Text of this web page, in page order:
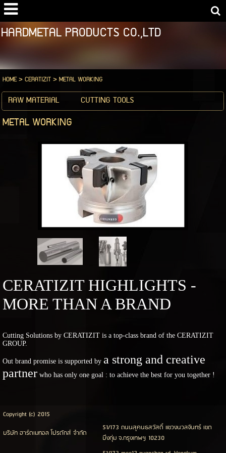
HARDMETAL PRODUCTS CO.,LTD
HOME>CERATIZIT>METAL WORKING
RAW MATERIAL CUTTING TOOLS
METAL WORKING
CERATIZIT HIGHLIGHTS -
MORE THAN A BRAND
Cutting Solutions by CERATIZIT is a top-class brand of the CERATIZIT
GROUP.
Out brand promise is supported by a strong and creative
partnerwho has only one goal : to achieve the best for you together !
Copyright (c) 2015
บริษัท ฮาร์ดเมทอล โปรดักส์ จำกัด
51/173 ถนนสุคนธสวัสดิ์ แขวงนวลจันทร์ เขต
บึงกุ่ม จ.กรุงเทพฯ 10230